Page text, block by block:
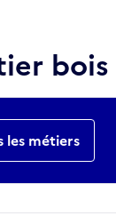
bois
les métiers